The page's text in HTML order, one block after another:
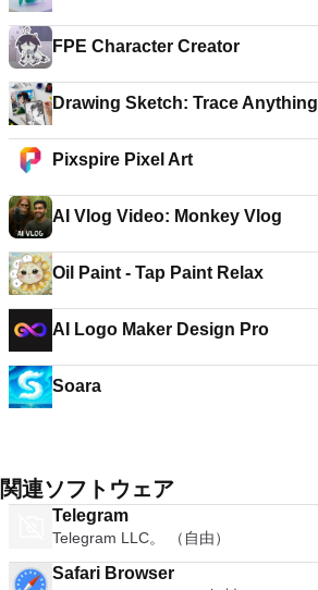
FPE Character Creator
Drawing Sketch: Trace Anything
Pixspire Pixel Art
AI Vlog Video: Monkey Vlog
Oil Paint - Tap Paint Relax
AI Logo Maker Design Pro
Soara
関連ソフトウェア
Telegram
Telegram LLC。 （自由）
Safari Browser